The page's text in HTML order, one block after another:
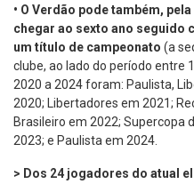
• O Verdão pode também,
chegar ao sexto ano seguido
um título de campeonato (a
clube, ao lado do período entre
2020 a 2024 foram: Paulista,
2020; Libertadores em 2021;
Brasileiro em 2022; Supercopa
2023; e Paulista em 2024.
> Dos 24 jogadores do atual